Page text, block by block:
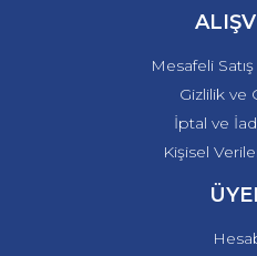
Mesafeli
Gizlilik ve
İptal ve
Kişisel